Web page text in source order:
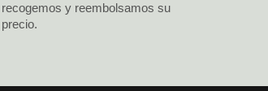
recogemos y reembolsamos su
precio.